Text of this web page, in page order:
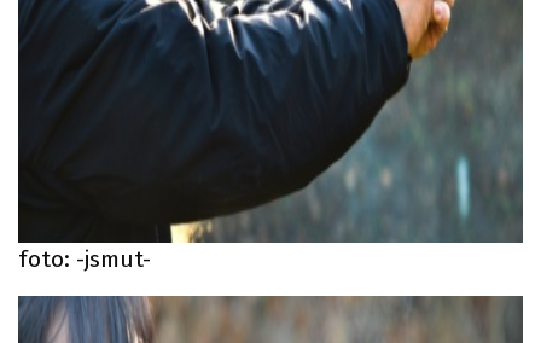
foto: -jsmut-